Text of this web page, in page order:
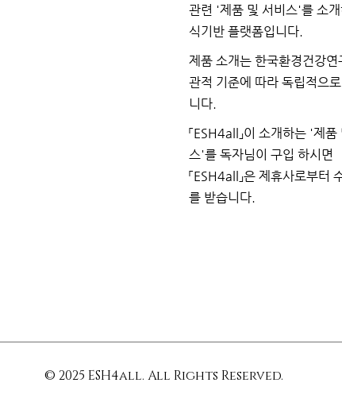
관련 '제품 및 서비스'를 소
식기반 플랫폼입니다.
제품 소개는 한국환경건강연
관적 기준에 따라 독립적으
니다.
「ESH4all」이 소개하는 '제품
스'를 독자님이구입하시면
「ESH4all」은 제휴사로부터
를 받습니다.
© 2025 ESH4all. All Rights Reserved.